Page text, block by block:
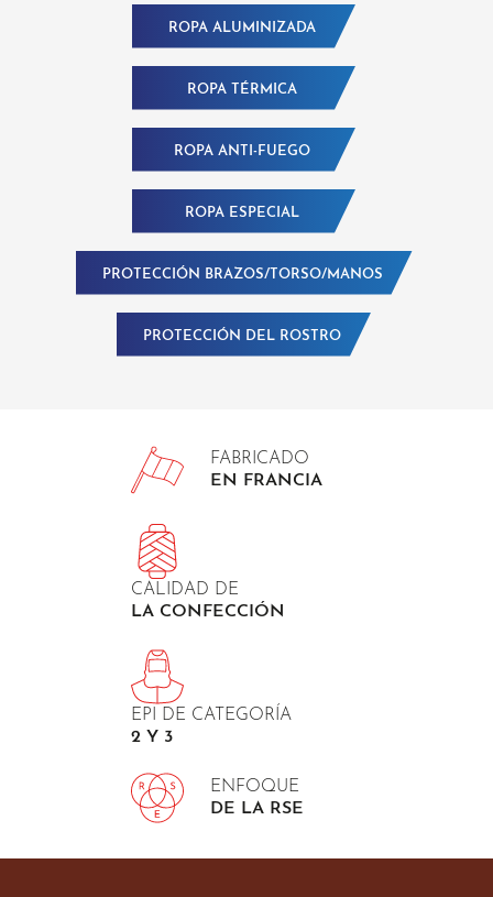
ROPA ALUMINIZADA
ROPA TÉRMICA
ROPA ANTI-FUEGO
ROPA ESPECIAL
PROTECCIÓN BRAZOS/TORSO/MANOS
PROTECCIÓN DEL ROSTRO
FABRICADO
EN FRANCIA
CALIDAD DE
LA CONFECCIÓN
EPI DE CATEGORÍA
2 Y 3
ENFOQUE
DE LA RSE